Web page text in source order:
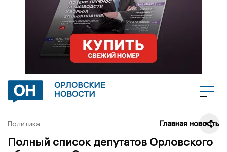
ОРЛОВСКИЕ
НОВОСТИ
Политика Главная новость
Полный список депутатов Орловского